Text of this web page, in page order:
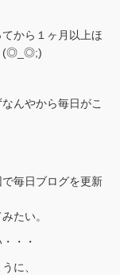
から１ヶ月以上ほ
(◎_◎;)
んやから毎日がこ
毎日ブログを更新
たい。
・・
に、